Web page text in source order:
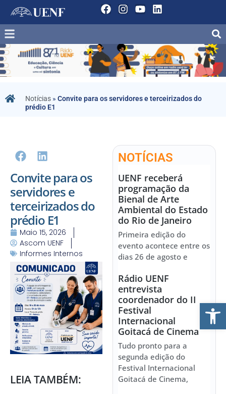
Notícias »Convite para os servidores e terceirizados do
prédio E1
Convite para os
servidores e
terceirizados do
prédio E1
Maio 15, 2026
Ascom UENF
Informes Internos
LEIA TAMBÉM:
NOTÍCIAS
UENF receberá
programação da
Bienal de Arte
Ambiental do Estado
do Rio de Janeiro
Primeira edição do
evento acontece entre os
dias 26 de agosto e
Rádio UENF
entrevista
coordenador do II
Festival
Internacional
Goitacá de Cinema
Tudo pronto para a
segunda edição do
Festival Internacional
Goitacá de Cinema,